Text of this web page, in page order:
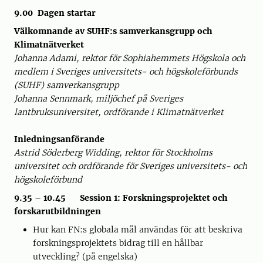
9.00 Dagen startar
Välkomnande av SUHF:s samverkansgrupp och
Klimatnätverket
Johanna Adami, rektor för Sophiahemmets Högskola och
medlem i Sveriges universitets- och högskoleförbunds
(SUHF) samverkansgrupp
Johanna Sennmark, miljöchef på Sveriges
lantbruksuniversitet, ordförande i Klimatnätverket
Inledningsanförande
Astrid Söderberg Widding, rektor för Stockholms
universitet och ordförande för Sveriges universitets- och
högskoleförbund
9.35 – 10.45 Session 1: Forskningsprojektet och
forskarutbildningen
Hur kan FN:s globala mål användas för att beskriva
forskningsprojektets bidrag till en hållbar
utveckling? (på engelska)